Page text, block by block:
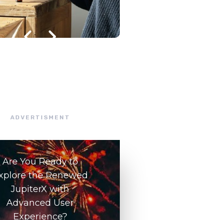
ADVERTISMENT
Are You Ready to
the Renewed
JupiterX with
Advanced User
Experience?